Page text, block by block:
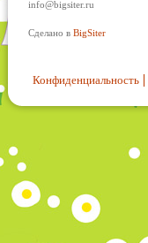
info@bigsiter.ru
Сделано в BigSiter
Конфиденциальность